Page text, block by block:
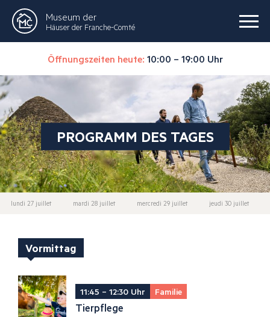
Museum der
Häuser der Franche-Comté
Öffnungszeiten heute: 10:00 – 19:00 Uhr
PROGRAMM DES TAGES
lundi 27 juillet mardi 28 juillet mercredi 29 juillet jeudi 30 juillet
Vormittag
11:45 – 12:30 Uhr Familie
Tierpflege